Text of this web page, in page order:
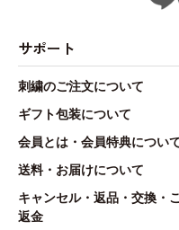
サポート
刺繍のご注文について
ギフト包装について
会員とは・会員特典につい
送料・お届けについて
キャンセル・返品・交換・
返金